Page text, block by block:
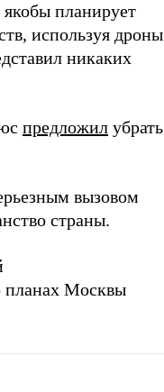
планирует
используя дроны
никаких
предложил убрать
вызовом
страны.
планах Москвы